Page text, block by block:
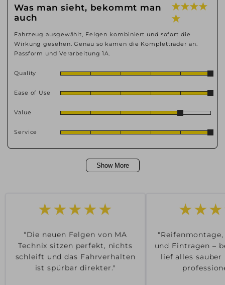
Was man sieht, bekommt man
auch
★ ★ ★ ★
★
Fahrzeug ausgewählt, Felgen kombiniert und sofort die
Wirkung gesehen. Genau so kamen die Kompletträder an.
Passform und Verarbeitung 1A.
Quality
Ease of Use
Value
Service
Show More
★★★★★
"Die neuen Felgen von MA
Technix sitzen perfekt, nichts
schleift und das Fahrverhalten
ist spürbar direkter."
und Eintragen –
lief alles